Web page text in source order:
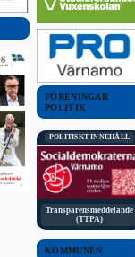
FÖRENINGAR
POLITIK
POLITISKT INNEHÅLL
Transparensmeddelande
(TTPA)
KOMMUNEN